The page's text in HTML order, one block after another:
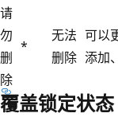
请
勿
删
除
*
无法
删除
可以
添加
覆盖锁定状态